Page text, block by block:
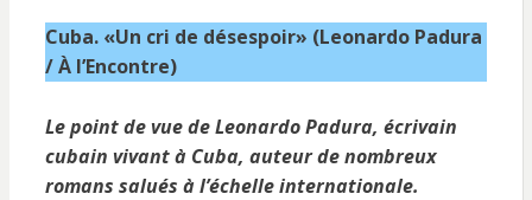
Cuba. «Un cri de désespoir» (Leonardo Padura
/ À l’Encontre)
Le point de vue de Leonardo Padura, écrivain
cubain vivant à Cuba, auteur de nombreux
romans salués à l’échelle internationale.